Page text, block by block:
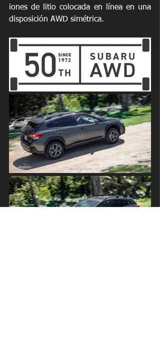
iones de litio colocada en línea en una
disposición AWD simétrica.